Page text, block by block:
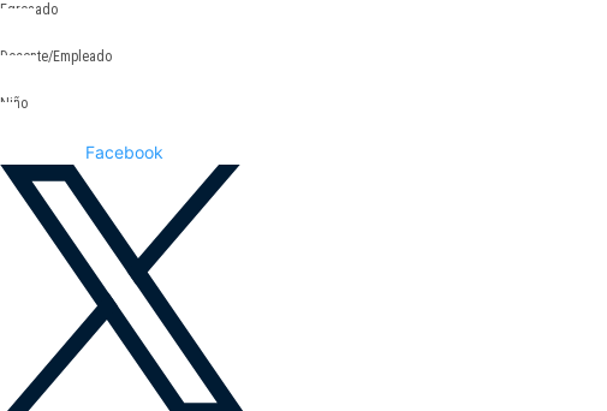
Egresado
Docente/Empleado
Niño
Facebook